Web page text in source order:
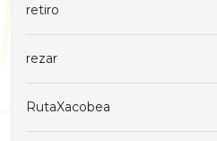
retiro
rezar
RutaXacobea